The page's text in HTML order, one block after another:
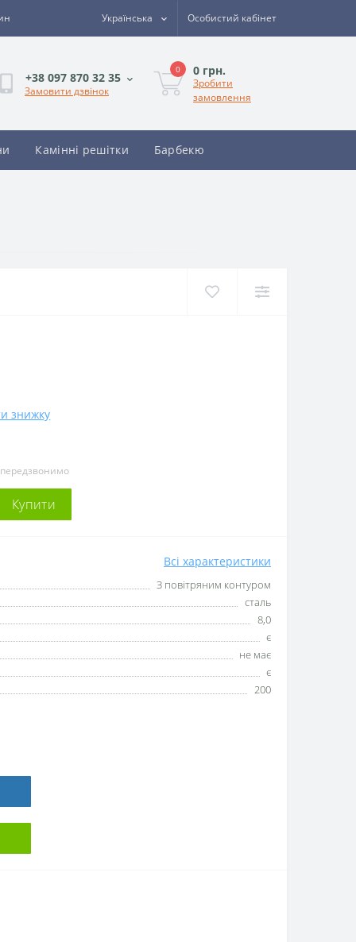
Українська Особистий кабінет
+38 097 870 32 35
Замовити дзвінок
0 0 грн.
Зробити
замовлення
Камінні решітки Барбекю
знижку
Купити
Всі характеристики
З повітряним контуром
сталь
8,0
є
не має
є
200